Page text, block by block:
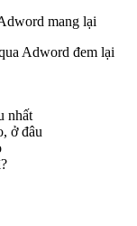
Adword đem lại
nhất
ở đâu